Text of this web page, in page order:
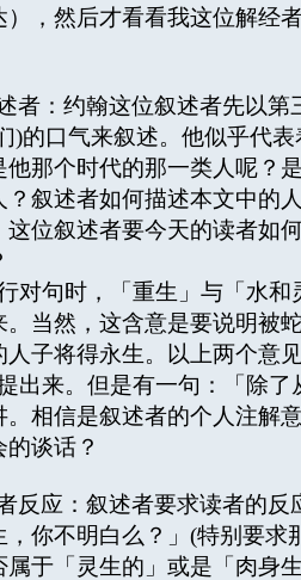
），然后才看看我这位解经
者：约翰这位叙述者先以
)的口气来叙述。他似乎代
他那个时代的那一类人呢？
？叙述者如何描述本文中的
这位叙述者要今天的读者如
对句时，「重生」与「水和
。当然，这含意是要说明被
人子将得永生。以上两个意
出来。但是有一句：「除了
。相信是叙述者的个人注解
谈话？
反应：叙述者要求读者的
，你不明白么？」(特别要
属于「灵生的」或是「肉身